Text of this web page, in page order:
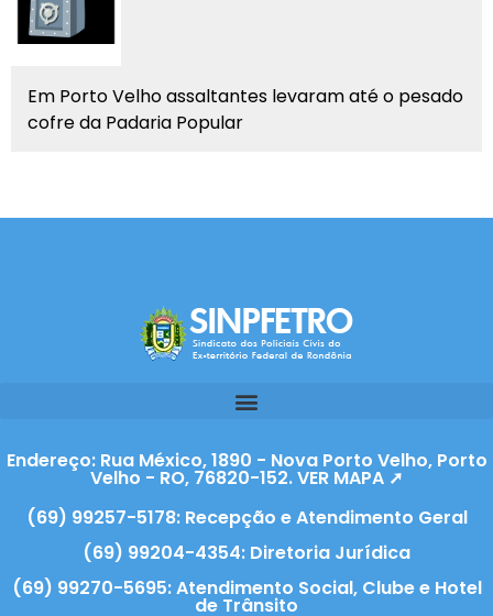
Em Porto Velho assaltantes levaram até o pesado
cofre da Padaria Popular
Endereço: Rua México, 1890 - Nova Porto Velho, Porto
Velho - RO, 76820-152. VER MAPA ➚
(69) 99257-5178: Recepção e Atendimento Geral
(69) 99204-4354: Diretoria Jurídica
(69) 99270-5695: Atendimento Social, Clube e Hotel
de Trânsito